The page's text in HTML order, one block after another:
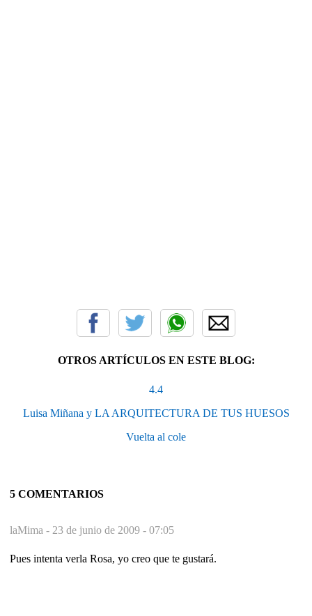
OTROS ARTÍCULOS EN ESTE BLOG:
4.4
Luisa Miñana y LA ARQUITECTURA DE TUS HUESOS
Vuelta al cole
5 COMENTARIOS
laMima - 23 de junio de 2009 - 07:05
Pues intenta verla Rosa, yo creo que te gustará.